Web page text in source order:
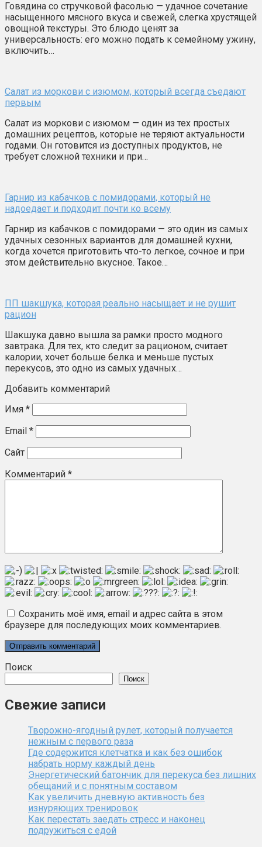
Говядина со стручковой фасолью — удачное сочетание
насыщенного мясного вкуса и свежей, слегка хрустящей
овощной текстуры. Это блюдо ценят за
универсальность: его можно подать к семейному ужину,
включить…
Салат из моркови с изюмом, который всегда съедают
первым
Салат из моркови с изюмом — один из тех простых
домашних рецептов, которые не теряют актуальности
годами. Он готовится из доступных продуктов, не
требует сложной техники и при…
Гарнир из кабачков с помидорами, который не
надоедает и подходит почти ко всему
Гарнир из кабачков с помидорами — это один из самых
удачных сезонных вариантов для домашней кухни,
когда хочется приготовить что-то легкое, сочное и при
этом действительно вкусное. Такое…
ПП шакшука, которая реально насыщает и не рушит
рацион
Шакшука давно вышла за рамки просто модного
завтрака. Для тех, кто следит за рационом, считает
калории, хочет больше белка и меньше пустых
перекусов, это одно из самых удачных…
Добавить комментарий
Имя *
Email *
Сайт
Комментарий *
Сохранить моё имя, email и адрес сайта в этом
браузере для последующих моих комментариев.
Поиск
Поиск
Свежие записи
Творожно-ягодный рулет, который получается
нежным с первого раза
Где содержится клетчатка и как без ошибок
набрать норму каждый день
Энергетический батончик для перекуса без лишних
обещаний и с понятным составом
Как увеличить дневную активность без
изнуряющих тренировок
Как перестать заедать стресс и наконец
подружиться с едой